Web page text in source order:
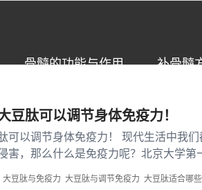
骨髓的功能与作用 补骨髓
豆肽可以调节身体免疫力！
可以调节身体免疫力！ 现代生活中我
害，那么什么是免疫力呢？北京大学第
大豆肽与免疫力 大豆肽与调节免疫力 大豆肽适合哪